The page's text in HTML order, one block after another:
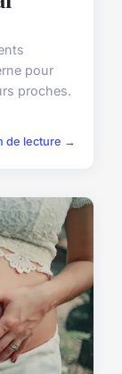
pour
proches.
de lecture →